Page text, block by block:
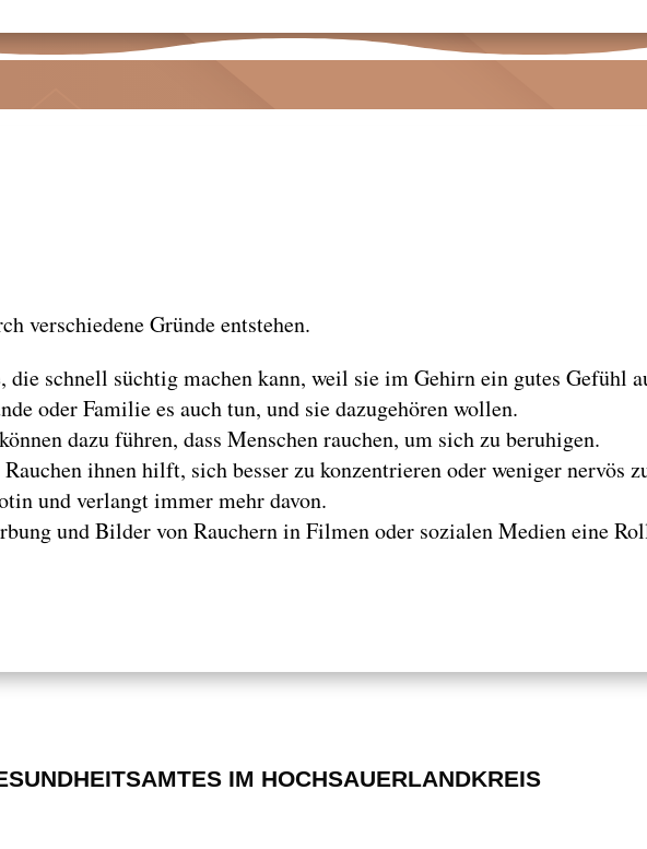
verschiedene Gründe entstehen.
schnell süchtig machen kann, weil sie im Gehirn ein gutes Gefühl
oder Familie es auch tun, und sie dazugehören wollen.
dazu führen, dass Menschen rauchen, um sich zu beruhigen.
ihnen hilft, sich besser zu konzentrieren oder weniger nervös
und verlangt immer mehr davon.
und Bilder von Rauchern in Filmen oder sozialen Medien eine
IM HOCHSAUERLANDKREIS